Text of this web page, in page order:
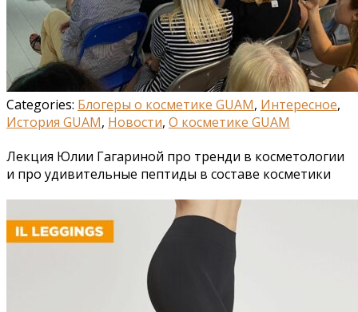
Categories: Блогеры о косметике GUAM, Интересное,
История GUAM, Новости, О косметике GUAM
Лекция Юлии Гагариной про тренди в косметологии
и про удивительные пептиды в составе косметики